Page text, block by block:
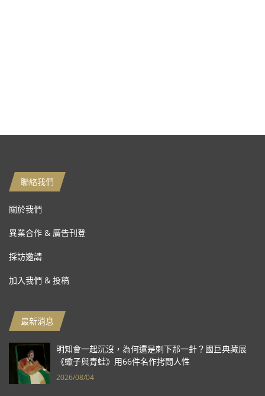
聯絡我們
關於我們
異業合作 & 廣告刊登
採訪邀請
加入我們 & 投稿
最新消息
明知會一起沉沒，為何還是刺下那一針？國巨典藏展
《蠍子與青蛙》用66件名作拷問人性
2026/08/04